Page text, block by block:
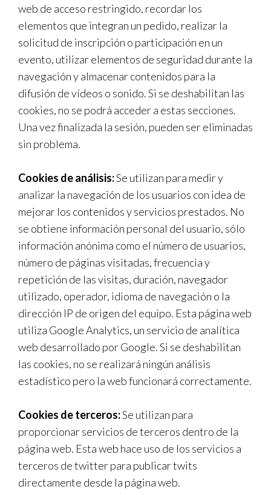
web de acceso restringido, recordar los
elementos que integran un pedido, realizar la
solicitud de inscripción o participación en un
evento, utilizar elementos de seguridad durante la
navegación y almacenar contenidos para la
difusión de vídeos o sonido. Si se deshabilitan las
cookies, no se podrá acceder a estas secciones.
Una vez finalizada la sesión, pueden ser eliminadas
sin problema.
Cookies de análisis:Se utilizan para medir y
analizar la navegación de los usuarios con idea de
mejorar los contenidos y servicios prestados. No
se obtiene información personal del usuario, sólo
información anónima como el número de usuarios,
número de páginas visitadas, frecuencia y
repetición de las visitas, duración, navegador
utilizado, operador, idioma de navegación o la
dirección IP de origen del equipo. Esta página web
utiliza Google Analytics, un servicio de analítica
web desarrollado por Google. Si se deshabilitan
las cookies, no se realizará ningún análisis
estadístico pero la web funcionará correctamente.
Cookies de terceros:Se utilizan para
proporcionar servicios de terceros dentro de la
página web. Esta web hace uso de los servicios a
terceros de twitter para publicar twits
directamente desde la página web.